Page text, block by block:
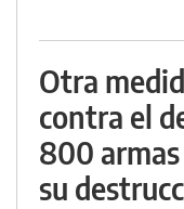
Otra
contra el
800
su